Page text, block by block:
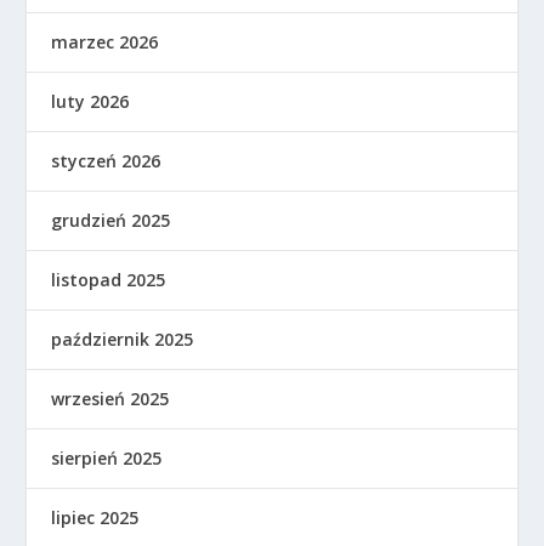
marzec 2026
luty 2026
styczeń 2026
grudzień 2025
listopad 2025
październik 2025
wrzesień 2025
sierpień 2025
lipiec 2025